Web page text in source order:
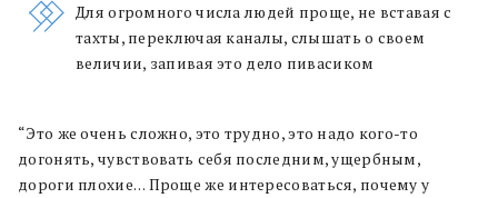
Для огромного числа людей проще, не вставая с
тахты, переключая каналы, слышать о своем
величии, запивая это дело пивасиком
“Это же очень сложно, это трудно, это надо кого-то
догонять, чувствовать себя последним, ущербным,
дороги плохие… Проще же интересоваться, почему у